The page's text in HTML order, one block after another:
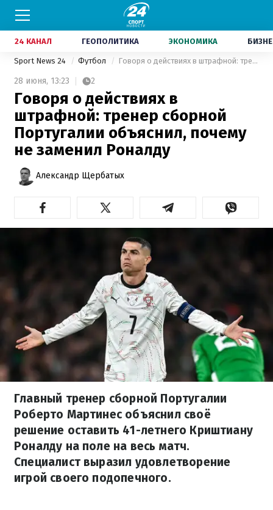
24 КАНАЛ ГЕОПОЛИТИКА ЭКОНОМИКА
Sport News 24 Футбол Говоря о действиях в штрафной: тренер сборной Португалии объяснил, почему не заменил Роналду
28 июня, 13:23 2
Говоря о действиях в
штрафной: тренер сборной
Португалии объяснил, почему
не заменил Роналду
Александр Щербатых
Главный тренер сборной Португалии
Роберто Мартинес объяснил своё
решение оставить 41-летнего Криштиану
Роналду на поле на весь матч.
Специалист выразил удовлетворение
игрой своего подопечного.